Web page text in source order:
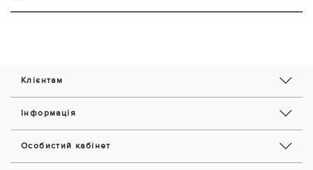
Клієнтам
Інформація
Особистий кабінет